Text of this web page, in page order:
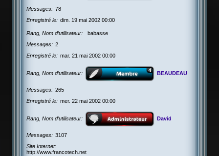
Messages
78
Enregistré le
dim. 19 mai 2002 00:00
Rang, Nom d’utilisateur
babasse
Messages
2
Enregistré le
mar. 21 mai 2002 00:00
Rang, Nom d’utilisateur BEAUDEAU
Messages
265
Enregistré le
mer. 22 mai 2002 00:00
Rang, Nom d’utilisateur David
Messages
3107
Site Internet
http://www.francotech.net